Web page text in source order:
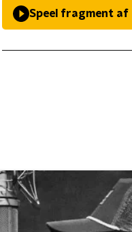
Speel fragment af